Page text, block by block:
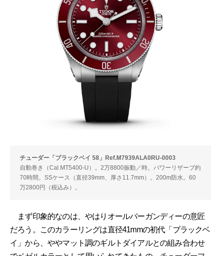
チューダー「ブラックベイ 58」Ref.M7939ALA0RU-0003
自動巻き（Cal.MT5400-U）。2万8800振動／時。パワーリザーブ約
70時間。SSケース（直径39mm、厚さ11.7mm）。200m防水。60
万2800円（税込み）。
まず印象的なのは、やはりオールバーガンディーの意匠
だろう。このカラーリングは直径41mmの初代「ブラックベ
イ」から、ややマット調のギルトダイアルとの組み合わせ